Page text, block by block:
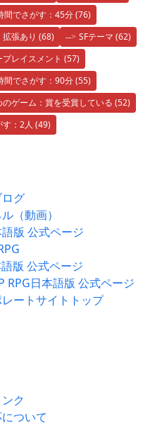
間でさがす：45分(76)
拡張あり (68) SFテーマ (62)
レイスメント (57)
間でさがす：90分(55)
のゲーム：賞を受賞している (52)
す：2人 (49)
グ
（動画）
版 公式ページ
版 公式ページ
RPG日本語版 公式ページ
ートサイトトップ
ク
ついて